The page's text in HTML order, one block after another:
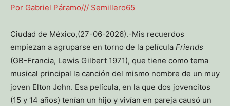
Por Gabriel Páramo/// Semillero65
Ciudad de México,(27-06-2026).-Mis recuerdos
empiezan a agruparse en torno de la película Friends
(GB-Francia, Lewis Gilbert 1971), que tiene como tema
musical principal la canción del mismo nombre de un muy
joven Elton John. Esa película, en la que dos jovencitos
(15 y 14 años) tenían un hijo y vivían en pareja causó un